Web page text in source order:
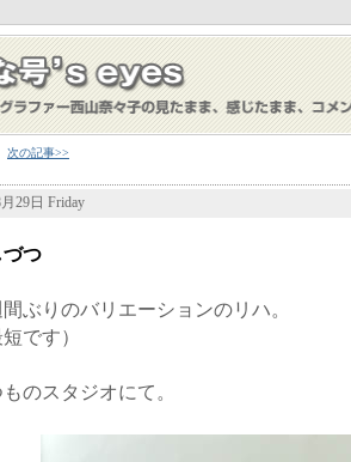
次の記事>>
29日 Friday
つ
間ぶりのバリエーションのリハ。
短です）
のスタジオにて。